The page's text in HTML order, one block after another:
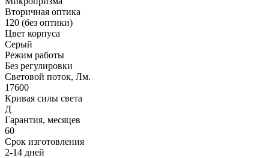
Вторичная оптика
120 (без оптики)
Цвет корпуса
Серый
Режим работы
Без регулировки
Световой поток, Лм.
17600
Кривая силы света
Д
Гарантия, месяцев
60
Срок изготовления
2-14 дней